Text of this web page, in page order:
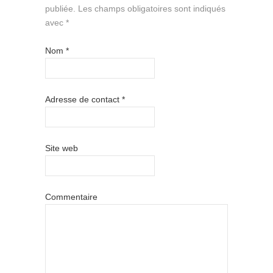
publiée. Les champs obligatoires sont indiqués
avec *
Nom *
Adresse de contact *
Site web
Commentaire